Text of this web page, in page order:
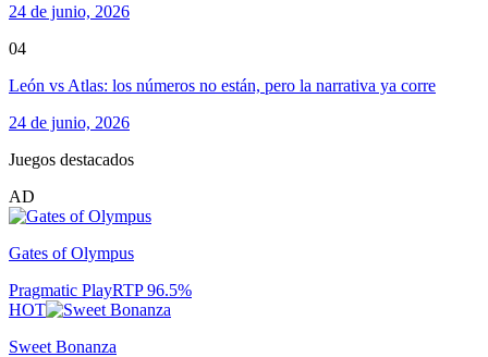
24 de junio, 2026
04
León vs Atlas: los números no están, pero la narrativa ya corre
24 de junio, 2026
Juegos destacados
AD
Gates of Olympus
Pragmatic PlayRTP96.5%
HOT
Sweet Bonanza